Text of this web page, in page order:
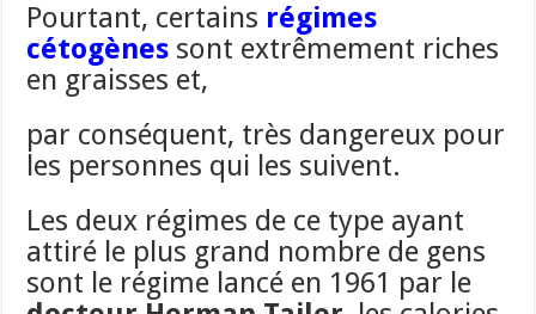
Pourtant, certains régimes
cétogènes sont extrêmement riches
en graisses et,
par conséquent, très dangereux pour
les personnes qui les suivent.
Les deux régimes de ce type ayant
attiré le plus grand nombre de gens
sont le régime lancé en 1961 par le